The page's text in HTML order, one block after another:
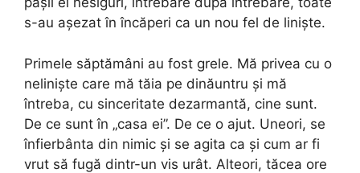
s-au așezat în încăperi ca un nou fel de liniște.
Primele săptămâni au fost grele. Mă privea cu o
neliniște care mă tăia pe dinăuntru și mă
întreba, cu sinceritate dezarmantă, cine sunt.
De ce sunt în „casa ei”. De ce o ajut. Uneori, se
înfierbânta din nimic și se agita ca și cum ar fi
vrut să fugă dintr-un vis urât. Alteori, tăcea ore